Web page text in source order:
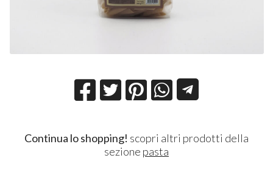
Continua lo shopping! scopri altri prodotti della
sezione pasta